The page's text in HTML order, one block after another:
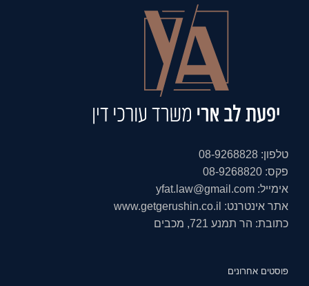
טלפון: 08-9268828
פקס: 08-9268820
אימייל: yfat.law@gmail.com
אתר אינטרנט: www.getgerushin.co.il
כתובת: הר תמנע 721, מכבים
פוסטים אחרונים